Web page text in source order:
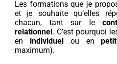
Les formations que je
et je souhaite qu’elles
chacun, tant sur le
relationnel. C’est pourquoi
en individuelou en
maximum).